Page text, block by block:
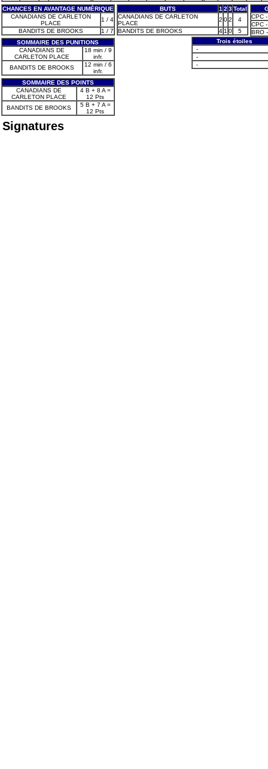
CHANCES EN AVANTAGE NUMÉRIQUE
CANADIANS DE CARLETON
PLACE
1 / 4
BANDITS DE BROOKS
1 / 7
SOMMAIRE DES PUNITIONS
CANADIANS DE
CARLETON PLACE
18 min / 9
infr.
BANDITS DE BROOKS
12 min / 6
infr.
SOMMAIRE DES POINTS
CANADIANS DE
CARLETON PLACE
4 B + 8 A =
12 Pts
BANDITS DE BROOKS
5 B + 7 A =
12 Pts
BUTS 1 2 3Total
CANADIANS DE CARLETON
PLACE
2 02
4
BANDITS DE BROOKS
4 1 0 5
CPC
CPC
BRO
Trois étoiles
-
-
-
Signatures